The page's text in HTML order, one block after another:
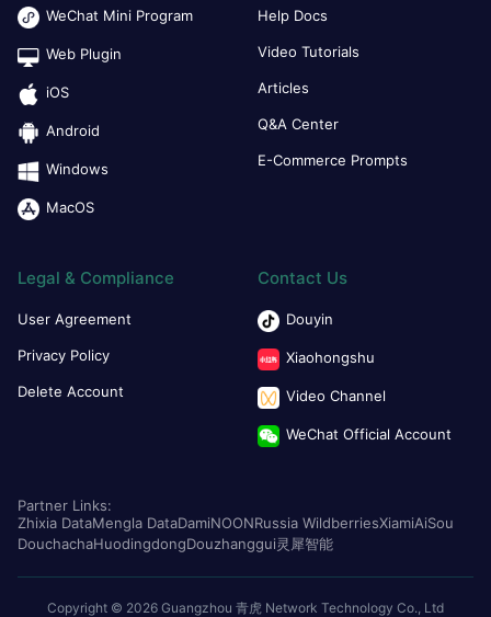
WeChat Mini Program
Web Plugin
iOS
Android
Windows
MacOS
Help Docs
Video Tutorials
Articles
Q&A Center
E-Commerce Prompts
Legal & Compliance
User Agreement
Privacy Policy
Delete Account
Contact Us
Douyin
Xiaohongshu
Video Channel
WeChat Official Account
Partner Links:
Zhixia DataMengla DataDamiNOONRussia WildberriesXiamiAiSou
DouchachaHuodingdongDouzhanggui灵犀智能
Copyright © 2026 Guangzhou 青虎 Network Technology Co., Ltd